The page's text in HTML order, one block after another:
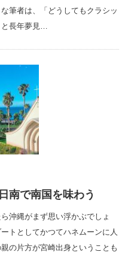
筆者は、「どうしてもクラシッ
長年夢見…
南で南国を味わう
沖縄がまず思い浮かぶでしょ
トとしてかつてハネムーンに人
の片方が宮崎出身ということも